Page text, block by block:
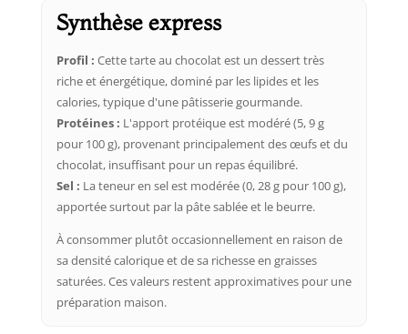
Synthèse express
Profil : Cette tarte au chocolat est un dessert très
riche et énergétique, dominé par les lipides et les
calories, typique d'une pâtisserie gourmande.
Protéines : L'apport protéique est modéré (5, 9 g
pour 100 g), provenant principalement des œufs et du
chocolat, insuffisant pour un repas équilibré.
Sel : La teneur en sel est modérée (0, 28 g pour 100 g),
apportée surtout par la pâte sablée et le beurre.
À consommer plutôt occasionnellement en raison de
sa densité calorique et de sa richesse en graisses
saturées. Ces valeurs restent approximatives pour une
préparation maison.